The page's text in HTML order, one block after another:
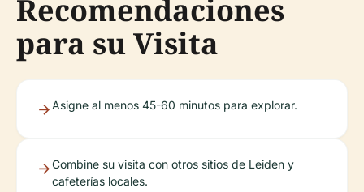
Recomendaciones
para su Visita
Asigne al menos 45-60 minutos para explorar.
Combine su visita con otros sitios de Leiden y
cafeterías locales.